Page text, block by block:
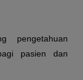
pengetahuan
pasien dan